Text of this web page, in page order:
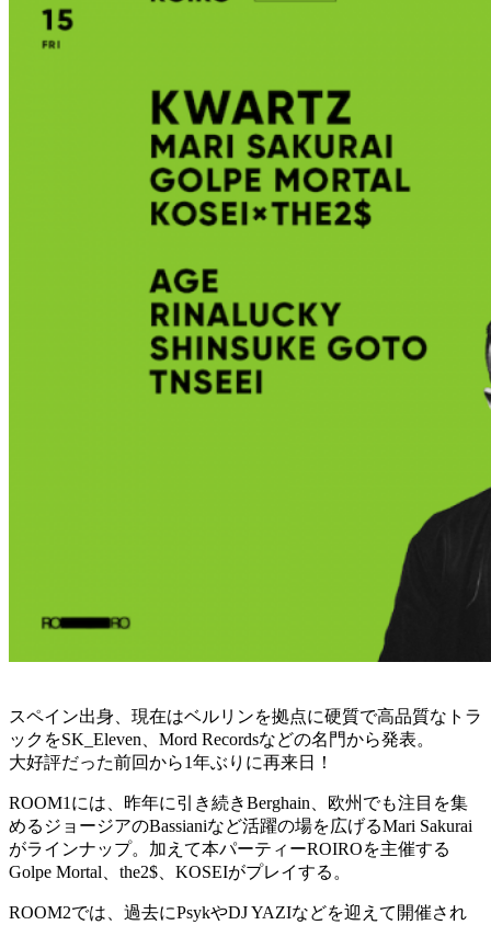
スペイン出身、現在はベルリンを拠点に硬質で高品質なトラ
ックをSK_Eleven、Mord Recordsなどの名門から発表。
大好評だった前回から1年ぶりに再来日！
ROOM1には、昨年に引き続きBerghain、欧州でも注目を集
めるジョージアのBassianiなど活躍の場を広げるMari Sakurai
がラインナップ。加えて本パーティーROIROを主催する
Golpe Mortal、the2$、KOSEIがプレイする。
ROOM2では、過去にPsykやDJ YAZIなどを迎えて開催され